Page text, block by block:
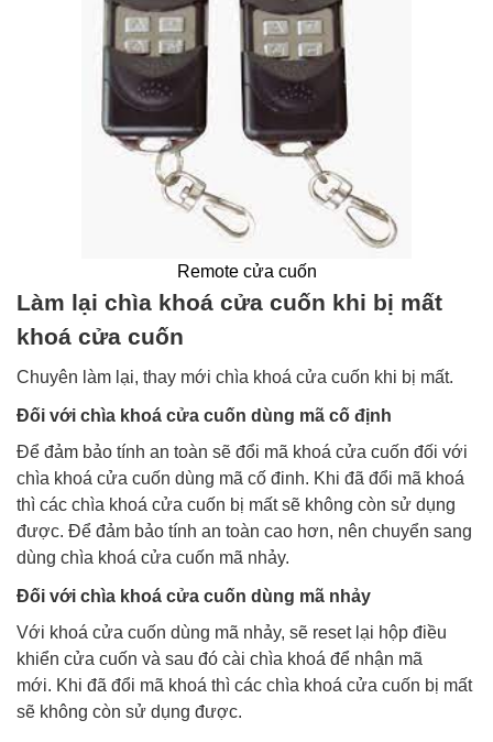
Remote cửa cuốn
Làm lại chìa khoá cửa cuốn khi bị mất
khoá cửa cuốn
Chuyên làm lại, thay mới chìa khoá cửa cuốn khi bị mất.
Đối với chìa khoá cửa cuốn dùng mã cố định
Để đảm bảo tính an toàn sẽ đổi mã khoá cửa cuốn đối với
chìa khoá cửa cuốn dùng mã cố đinh. Khi đã đổi mã khoá
thì các chìa khoá cửa cuốn bị mất sẽ không còn sử dụng
được. Để đảm bảo tính an toàn cao hơn, nên chuyển sang
dùng chìa khoá cửa cuốn mã nhảy.
Đối với chìa khoá cửa cuốn dùng mã nhảy
Với khoá cửa cuốn dùng mã nhảy, sẽ reset lại hộp điều
khiển cửa cuốn và sau đó cài chìa khoá để nhận mã
mới. Khi đã đổi mã khoá thì các chìa khoá cửa cuốn bị mất
sẽ không còn sử dụng được.